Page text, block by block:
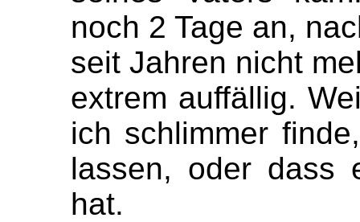
noch 2 Tage an,
seit Jahren nicht
extrem auffällig.
ich schlimmer
lassen, oder dass
hat.